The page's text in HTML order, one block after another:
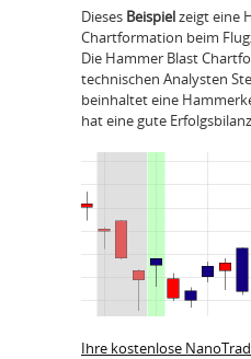
Dieses Beispielzeigt eine
Chartformation beim
Die Hammer Blast
technischen Analysten
beinhaltet eine
hat eine gute
Ihre kostenlose